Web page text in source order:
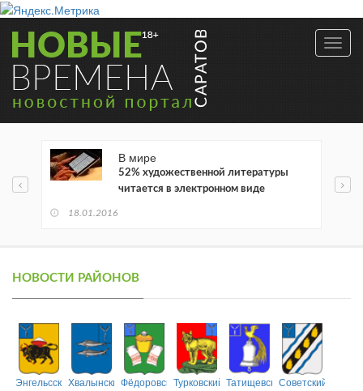
В мире
52% художественной литературы
читается в электронном виде
18.01.2016
НОВОСТИ РАЙОНОВ
ЭнгельсскийХвалынскийФёдоровскийТурковский ТатищевскийСоветский